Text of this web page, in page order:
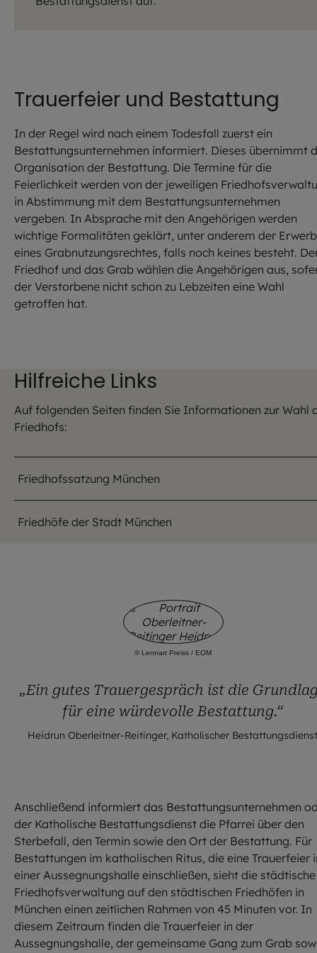
Trauerfeier und Bestattung
In der Regel wird nach einem Todesfall zuerst ein
Bestattungsunternehmen informiert. Dieses übernimmt
Organisation der Bestattung. Die Termine für die
Feierlichkeit werden von der jeweiligen
in Abstimmung mit dem Bestattungsunternehmen
vergeben. In Absprache mit den Angehörigen werden
wichtige Formalitäten geklärt, unter anderem der Erwerb
eines Grabnutzungsrechtes, falls noch keines besteht.
Friedhof und das Grab wählen die Angehörigen aus,
der Verstorbene nicht schon zu Lebzeiten eine Wahl
getroffen hat.
Hilfreiche Links
Auf folgenden Seiten finden Sie Informationen zur Wahl
Friedhofs:
Friedhofssatzung München
Friedhöfe der Stadt München
© Lennart Preiss / EOM
„Ein gutes Trauergespräch ist die
für eine würdevolle Bestattung.“
Heidrun Oberleitner-Reitinger, Katholischer Bestattungsdienst
Anschließend informiert das Bestattungsunternehmen
der Katholische Bestattungsdienst die Pfarrei über den
Sterbefall, den Termin sowie den Ort der Bestattung. Für
Bestattungen im katholischen Ritus, die eine Trauerfeier
einer Aussegnungshalle einschließen, sieht die städtische
Friedhofsverwaltung auf den städtischen Friedhöfen in
München einen zeitlichen Rahmen von 45 Minuten vor. In
diesem Zeitraum finden die Trauerfeier in der
Aussegnungshalle, der gemeinsame Gang zum Grab